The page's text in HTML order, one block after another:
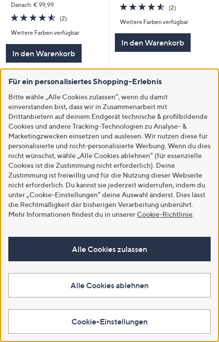
Danach: € 99,99
4.5
von
5
(2)
Weitere Farben verfügbar
In den Warenkorb
4.5
von
5
(2)
Weitere Farben verfügbar
In den Warenkorb
Neu
CLUB OF COMFORT®
Jeanshose Texx 5-Pocket-Style
Komfortbund High-Stretch
€ 109,95
Weitere Farben verfügbar
Neu
VIA MILANO Kurzmantel
Veloursleder-Optik Länge 85cm
figurumspielend
€ 109,99
Weitere Farben verfügbar
Für ein personalisiertes Shopping-Erlebnis
Bitte wähle „Alle Cookies zulassen“, wenn du damit
einverstanden bist, dass wir in Zusammenarbeit mit
Drittanbietern auf deinem Endgerät technische & profilbildende
Cookies und andere Tracking-Technologien zu Analyse- &
Marketingzwecken einsetzen und auslesen. Wir nutzen diese für
personalisierte und nicht-personalisierte Werbung. Wenn du dies
nicht wünschst, wähle „Alle Cookies ablehnen“ (für essenzielle
Cookies ist die Zustimmung nicht erforderlich). Deine
Zustimmung ist freiwillig und für die Nutzung dieser Webseite
nicht erforderlich. Du kannst sie jederzeit widerrufen, indem du
unter „Cookie-Einstellungen“ deine Auswahl änderst. Dies lässt
die Rechtmäßigkeit der bisherigen Verarbeitung unberührt.
Mehr Informationen findest du in unserer Cookie-Richtlinie
Alle Cookies zulassen
Alle Cookies ablehnen
Cookie-Einstellungen